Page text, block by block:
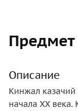
Предмет
Описание
Кинжал казачий
начала ХХ